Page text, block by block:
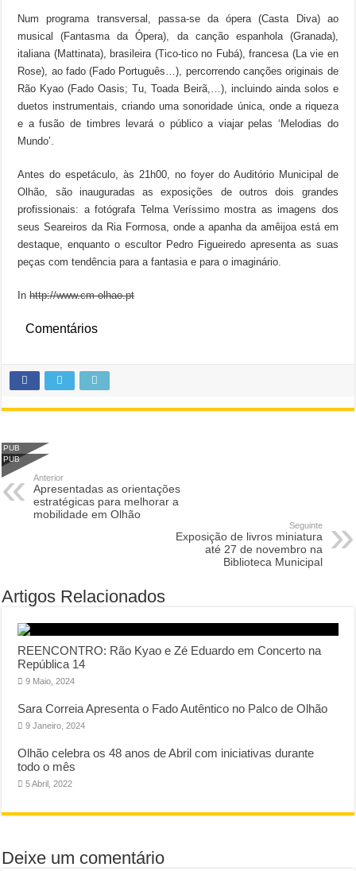
Num programa transversal, passa-se da ópera (Casta Diva) ao
musical (Fantasma da Ópera), da canção espanhola (Granada),
italiana (Mattinata), brasileira (Tico-tico no Fubá), francesa (La vie en
Rose), ao fado (Fado Português…), percorrendo canções originais de
Rão Kyao (Fado Oasis; Tu, Toada Beirã,…), incluindo ainda solos e
duetos instrumentais, criando uma sonoridade única, onde a riqueza
e a fusão de timbres levará o público a viajar pelas ‘Melodias do
Mundo’.
Antes do espetáculo, às 21h00, no foyer do Auditório Municipal de
Olhão, são inauguradas as exposições de outros dois grandes
profissionais: a fotógrafa Telma Veríssimo mostra as imagens dos
seus Seareiros da Ria Formosa, onde a apanha da amêijoa está em
destaque, enquanto o escultor Pedro Figueiredo apresenta as suas
peças com tendência para a fantasia e para o imaginário.
Inhttp://www.cm-olhao.pt
Comentários
PUB
PUB
Anterior
Apresentadas as orientações
estratégicas para melhorar a
mobilidade em Olhão
Seguinte
Exposição de livros miniatura
até 27 de novembro na
Biblioteca Municipal
Artigos Relacionados
REENCONTRO: Rão Kyao e Zé Eduardo em Concerto na
República 14
9 Maio, 2024
Sara Correia Apresenta o Fado Autêntico no Palco de Olhão
9 Janeiro, 2024
Olhão celebra os 48 anos de Abril com iniciativas durante
todo o mês
5 Abril, 2022
Deixe um comentário